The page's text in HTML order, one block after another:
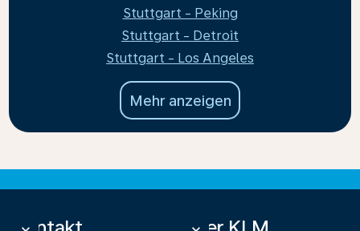
Stuttgart - Peking
Stuttgart - Detroit
Stuttgart - Los Angeles
Mehr anzeigen